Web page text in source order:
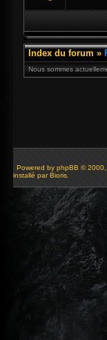
Index du forum »
Nous sommes
Powered by phpBB © 2000,
installé par Bioris.